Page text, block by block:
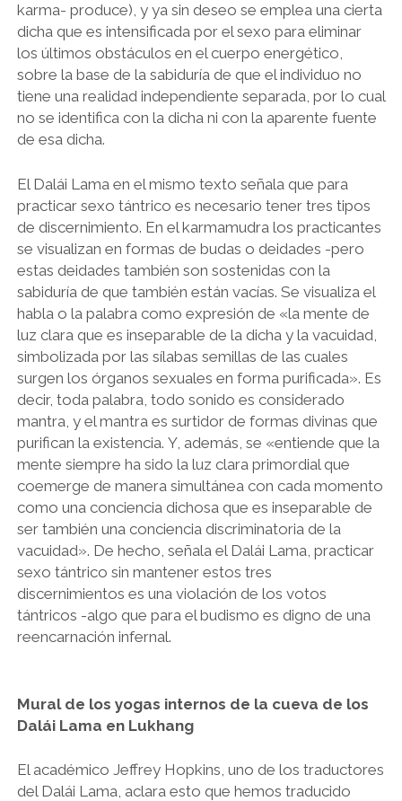
karma- produce), y ya sin deseo se emplea una cierta
dicha que es intensificada por el sexo para eliminar
los últimos obstáculos en el cuerpo energético,
sobre la base de la sabiduría de que el individuo no
tiene una realidad independiente separada, por lo cual
no se identifica con la dicha ni con la aparente fuente
de esa dicha.
El Dalái Lama en el mismo texto señala que para
practicar sexo tántrico es necesario tener tres tipos
de discernimiento. En el karmamudra los practicantes
se visualizan en formas de budas o deidades -pero
estas deidades también son sostenidas con la
sabiduría de que también están vacías. Se visualiza el
habla o la palabra como expresión de «la mente de
luz clara que es inseparable de la dicha y la vacuidad,
simbolizada por las sílabas semillas de las cuales
surgen los órganos sexuales en forma purificada». Es
decir, toda palabra, todo sonido es considerado
mantra, y el mantra es surtidor de formas divinas que
purifican la existencia. Y, además, se «entiende que la
mente siempre ha sido la luz clara primordial que
coemerge de manera simultánea con cada momento
como una conciencia dichosa que es inseparable de
ser también una conciencia discriminatoria de la
vacuidad». De hecho, señala el Dalái Lama, practicar
sexo tántrico sin mantener estos tres
discernimientos es una violación de los votos
tántricos -algo que para el budismo es digno de una
reencarnación infernal.
Mural de los yogas internos de la cueva de los
Dalái Lama en Lukhang
El académico Jeffrey Hopkins, uno de los traductores
del Dalái Lama, aclara esto que hemos traducido